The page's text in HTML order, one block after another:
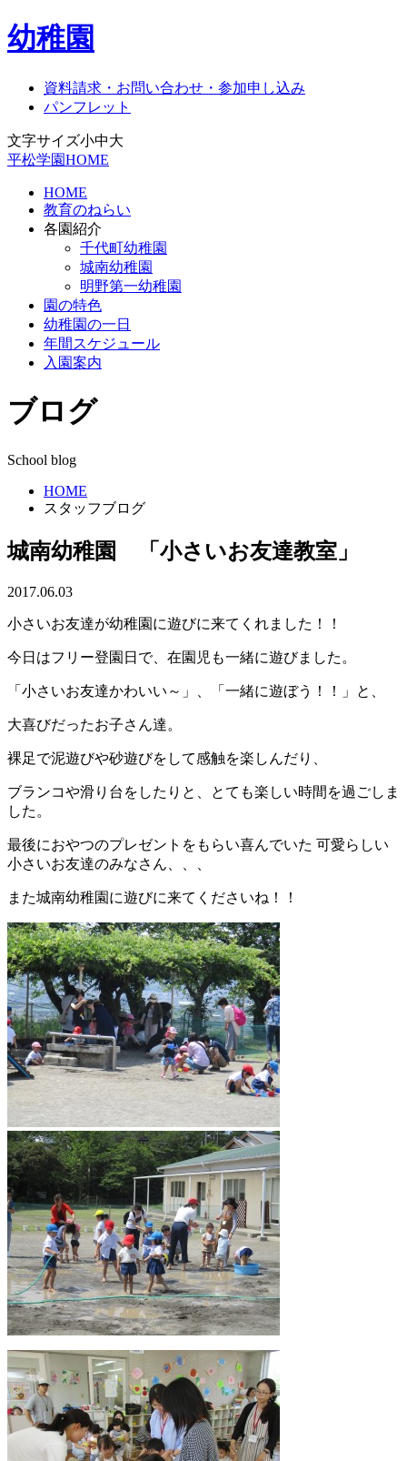
幼稚園
資料請求・お問い合わせ・参加申し込み
パンフレット
文字サイズ小中大
平松学園HOME
HOME
教育のねらい
各園紹介
千代町幼稚園
城南幼稚園
明野第一幼稚園
園の特色
幼稚園の一日
年間スケジュール
入園案内
ブログ
School blog
HOME
スタッフブログ
城南幼稚園 「小さいお友達教室」
2017.06.03
小さいお友達が幼稚園に遊びに来てくれました！！
今日はフリー登園日で、在園児も一緒に遊びました。
「小さいお友達かわいい～」、「一緒に遊ぼう！！」と、
大喜びだったお子さん達。
裸足で泥遊びや砂遊びをして感触を楽しんだり、
ブランコや滑り台をしたりと、とても楽しい時間を過ごしま
した。
最後におやつのプレゼントをもらい喜んでいた 可愛らしい
小さいお友達のみなさん、、、
また城南幼稚園に遊びに来てくださいね！！